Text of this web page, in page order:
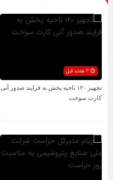
3 هفته قبل
تجهیز ۱۲۰ ناحیه پخش به فرایند صدور آنی
کارت سوخت